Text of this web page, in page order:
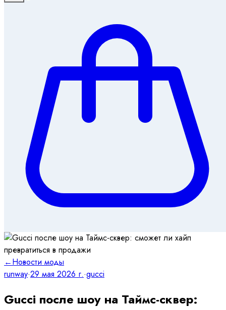
←Новости моды
runway·29 мая 2026 г.·gucci
Gucci после шоу на Таймс-сквер: